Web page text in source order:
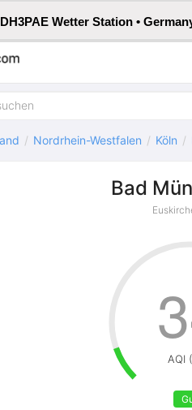
DH3PAE Wetter Station •